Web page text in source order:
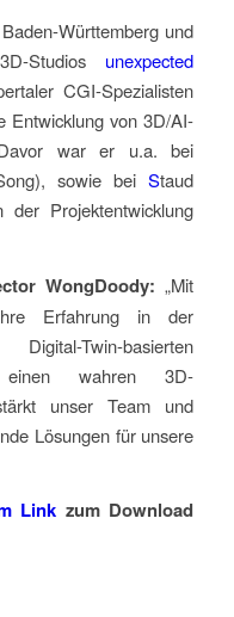
Württemberg und
Studios unexpected
CGI-Spezialisten
von 3D/AI-
Davor war er u.a. bei
sowie beiStaud
Projektentwicklung
WongDoody: „Mit
Erfahrung in der
Twin-basierten
einen wahren 3D-
unser Team und
Lösungen für unsere
Link zumDownload